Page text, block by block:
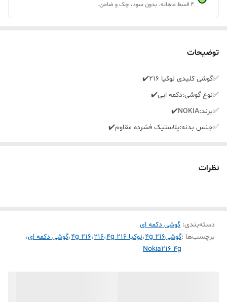
۴ قسط ماهانه. بدون سود، چک و ضامن.
توضیحات
✅️گوشی کلیدی نوکیا 216✔️
✅️نوع گوشی:دکمه ایی✔️
✅️برند:NOKIA✔️
✅️جنس بدنه:پلاستیک فشرده مقاوم✔️
✅️رجیستری:باکد فعالسازی همتا✔️
✅️پشتیبانی ازکارت حافظه:دارد✔️
نظرات
دسته‌بندی: گوشی دکمه ای
برچسب‌ها :گوشی۲۱۶ ۴g ،نوکیا ۲۱۶ ۴g ،216،216 4g ،گوشی دکمه ای،
Nokia216 4g